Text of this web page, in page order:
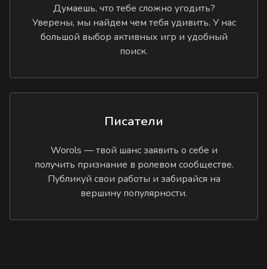
Думаешь, что тебе сложно угодить?
Уверены, мы найдем чем тебя удивить. У нас
большой выбор активных игр и удобный
поиск.
Писатели
Worols — твой шанс заявить о себе и
получить признание в ролевом сообществе.
Публикуй свои работы и забирайся на
вершину популярности.